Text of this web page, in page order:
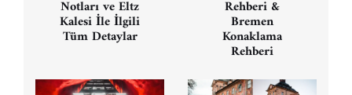
Notları ve Eltz
Kalesi İle İlgili
Tüm Detaylar
Rehberi &
Bremen
Konaklama
Rehberi